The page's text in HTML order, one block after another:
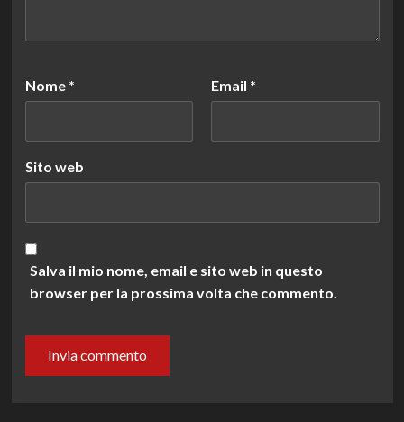
Nome * Email *
Sito web
Salva il mio nome, email e sito web in questo
browser per la prossima volta che commento.